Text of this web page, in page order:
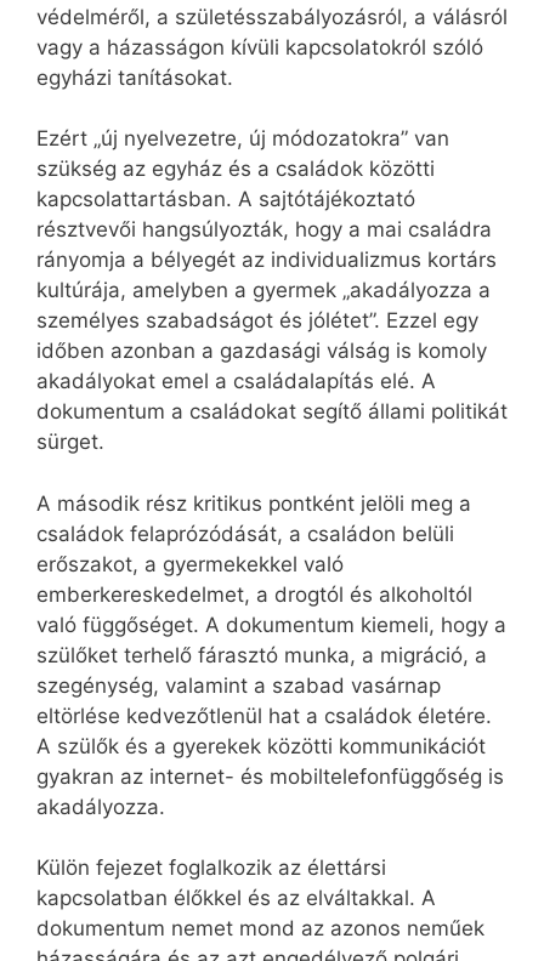
védelméről, a születésszabályozásról, a válásról
vagy a házasságon kívüli kapcsolatokról szóló
egyházi tanításokat.
Ezért „új nyelvezetre, új módozatokra” van
szükség az egyház és a családok közötti
kapcsolattartásban. A sajtótájékoztató
résztvevői hangsúlyozták, hogy a mai családra
rányomja a bélyegét az individualizmus kortárs
kultúrája, amelyben a gyermek „akadályozza a
személyes szabadságot és jólétet”. Ezzel egy
időben azonban a gazdasági válság is komoly
akadályokat emel a családalapítás elé. A
dokumentum a családokat segítő állami politikát
sürget.
A második rész kritikus pontként jelöli meg a
családok felaprózódását, a családon belüli
erőszakot, a gyermekekkel való
emberkereskedelmet, a drogtól és alkoholtól
való függőséget. A dokumentum kiemeli, hogy a
szülőket terhelő fárasztó munka, a migráció, a
szegénység, valamint a szabad vasárnap
eltörlése kedvezőtlenül hat a családok életére.
A szülők és a gyerekek közötti kommunikációt
gyakran az internet- és mobiltelefonfüggőség is
akadályozza.
Külön fejezet foglalkozik az élettársi
kapcsolatban élőkkel és az elváltakkal. A
dokumentum nemet mond az azonos neműek